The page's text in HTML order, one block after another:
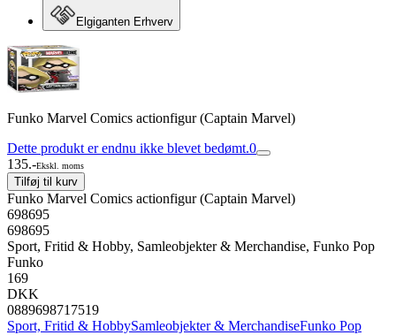
Elgiganten Erhverv
Funko Marvel Comics actionfigur (Captain Marvel)
Dette produkt er endnu ikke blevet bedømt.0
135.-Ekskl. moms
Tilføj til kurv
Funko Marvel Comics actionfigur (Captain Marvel)
698695
698695
Sport, Fritid & Hobby, Samleobjekter & Merchandise, Funko Pop
Funko
169
DKK
0889698717519
Sport, Fritid & HobbySamleobjekter & MerchandiseFunko Pop